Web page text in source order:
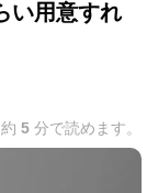
い用意すれ
5 分で読めます。